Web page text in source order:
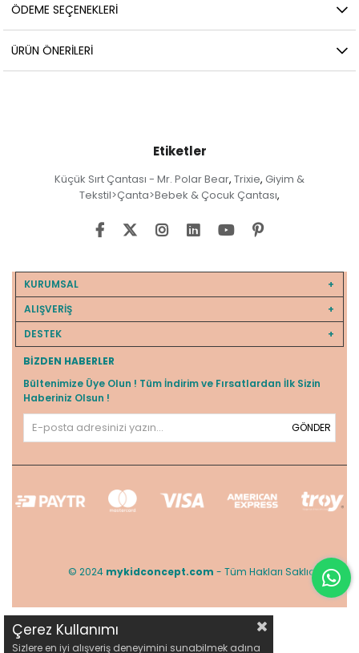
ÖDEME SEÇENEKLERI
ÜRÜN ÖNERILERI
Etiketler
Küçük Sırt Çantası - Mr. Polar Bear, Trixie, Giyim &
Tekstil>Çanta>Bebek & Çocuk Çantası,
KURUMSAL
ALIŞVERİŞ
DESTEK
BIZDEN HABERLER
Bültenimize Üye Olun ! Tüm İndirim ve Fırsatlardan İlk Sizin
Haberiniz Olsun !
GÖNDER
© 2024 mykidconcept.com - Tüm Hakları Saklıdır.
Çerez Kullanımı
Sizlere en iyi alışveriş deneyimini sunabilmek adına